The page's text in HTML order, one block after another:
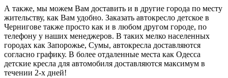
А также, мы можем Вам доставить и в другие города по месту
жительству, как Вам удобно. Заказать автокресло детское в
Чернигове также просто как и в любом другом городе, по
телефону у наших менеджеров. В таких мелко населенных
городах как Запорожье, Сумы, автокресла доставляются
согласно графику. В более отдаленные места как Одесса
детские кресла для автомобиля доставляются максимум в
течении 2-х дней!